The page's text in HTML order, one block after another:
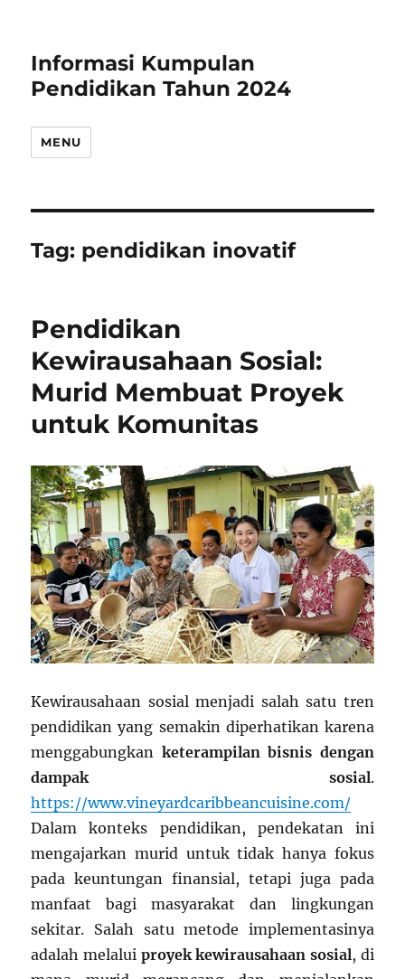
Informasi Kumpulan
Pendidikan Tahun 2024
MENU
Tag: pendidikan inovatif
Pendidikan
Kewirausahaan Sosial:
Murid Membuat Proyek
untuk Komunitas
Kewirausahaan sosial menjadi salah satu tren
pendidikan yang semakin diperhatikan karena
menggabungkan keterampilan bisnis dengan
dampak sosial.
https://www.vineyardcaribbeancuisine.com/
Dalam konteks pendidikan, pendekatan ini
mengajarkan murid untuk tidak hanya fokus
pada keuntungan finansial, tetapi juga pada
manfaat bagi masyarakat dan lingkungan
sekitar. Salah satu metode implementasinya
adalah melalui proyek kewirausahaan sosial, di